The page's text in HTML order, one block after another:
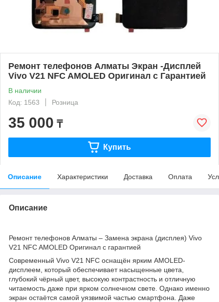
Ремонт телефонов Алматы Экран -Дисплей
Vivo V21 NFC AMOLED Оригинал с Гарантией
В наличии
Код: 1563
Розница
35 000 ₸
Купить
Описание Характеристики Доставка Оплата
Описание
Ремонт телефонов Алматы – Замена экрана (дисплея) Vivo
V21 NFC AMOLED Оригинал с гарантией
Современный Vivo V21 NFC оснащён ярким AMOLED-
дисплеем, который обеспечивает насыщенные цвета,
глубокий чёрный цвет, высокую контрастность и отличную
читаемость даже при ярком солнечном свете. Однако именно
экран остаётся самой уязвимой частью смартфона. Даже